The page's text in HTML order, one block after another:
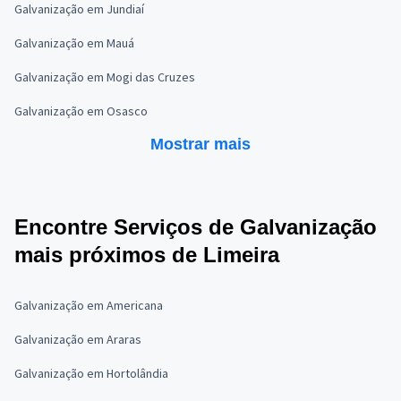
Galvanização em Jundiaí
Galvanização em Mauá
Galvanização em Mogi das Cruzes
Galvanização em Osasco
Mostrar mais
Encontre Serviços de Galvanização
mais próximos de Limeira
Galvanização em Americana
Galvanização em Araras
Galvanização em Hortolândia